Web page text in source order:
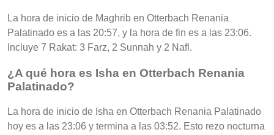
La hora de inicio de Maghrib en Otterbach Renania
Palatinado es a las 20:57, y la hora de fin es a las 23:06.
Incluye 7 Rakat: 3 Farz, 2 Sunnah y 2 Nafl.
¿A qué hora es Isha en Otterbach Renania
Palatinado?
La hora de inicio de Isha en Otterbach Renania Palatinado
hoy es a las 23:06 y termina a las 03:52. Esto rezo nocturna